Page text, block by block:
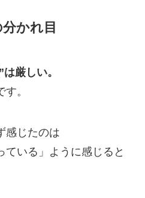
かれ目
厳しい。
。
感じたのは
ている」ように感じると